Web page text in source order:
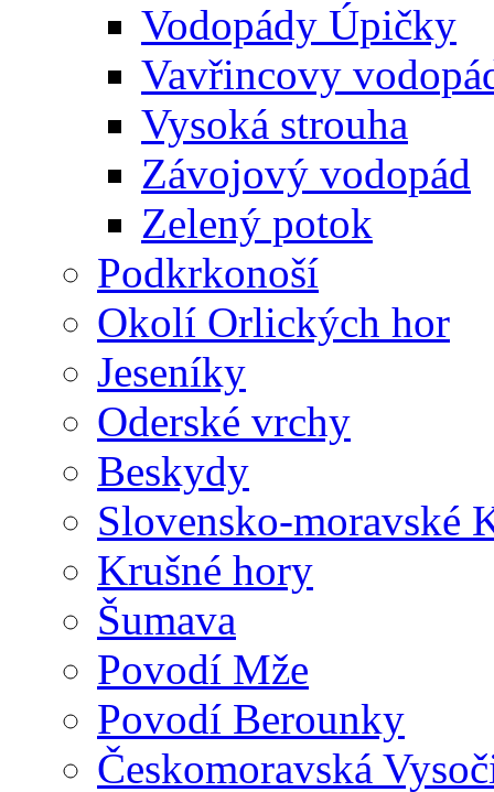
Vodopády Úpičky
Vavřincovy
Vysoká strouha
Závojový vodopád
Zelený potok
Podkrkonoší
Okolí Orlických hor
Jeseníky
Oderské vrchy
Beskydy
Slovensko-moravské
Krušné hory
Šumava
Povodí Mže
Povodí Berounky
Českomoravská